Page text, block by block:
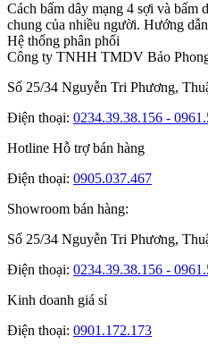
Cách bấm dây mạng 4 sợi và bấm
chung của nhiều người. Hướng
Hệ thống phân phối
Công ty TNHH TMDV Bảo
Số 25/34 Nguyễn Tri Phương,
Điện thoại: 0234.39.38.156 -
Hotline Hỗ trợ bán hàng
Điện thoại: 0905.037.467
Showroom bán hàng:
Số 25/34 Nguyễn Tri Phương,
Điện thoại: 0234.39.38.156 -
Kinh doanh giá sỉ
Điện thoại: 0901.172.173